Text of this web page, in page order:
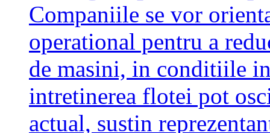
Companiile se vor
operational pentru a
de masini, in conditiile
intretinerea flotei pot
actual, sustin